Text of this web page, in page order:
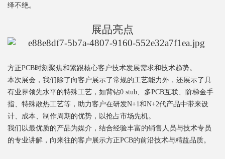
绎不绝。
展品亮点
方正PCB时刻聚焦和紧跟核心客户技术发展需求和技术趋势。
本次展会，我们除了向客户展示了常规的工艺能力外，还展示了具
有业界领先水平的特殊工艺，如背钻0 stub、多PCB互联、阶梯金手
指、特殊散热工艺等，助力客户在研发N+1和N+2代产品中带来设
计、成本、制作周期的优势，以抢占市场先机。
我们以最优质的产品为媒介，结合经验丰富的销售人员与技术专员
的专业讲解，向来往的客户展示方正PCB的前沿技术与精益品质。